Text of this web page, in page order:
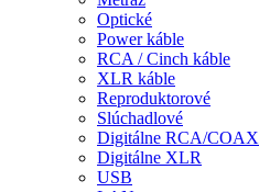
Optické
Power káble
RCA / Cinch káble
XLR káble
Reproduktorové
Slúchadlové
Digitálne RCA/COAX
Digitálne XLR
USB